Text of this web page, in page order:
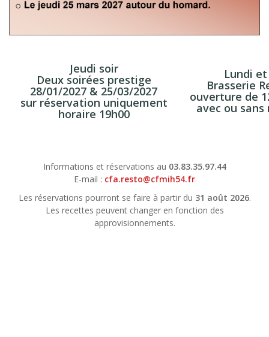
Jeudi soir
Deux soirées prestige
28/01/2027 & 25/03/2027
sur réservation uniquement
horaire 19h00
Lundi
Brasserie
ouverture de
avec ou sans
Informations et réservations au 03.83.35.97.44
E-mail : cfa.resto@cfmih54.fr
Les réservations pourront se faire à partir du 31 août 2026.
Les recettes peuvent changer en fonction des
approvisionnements.